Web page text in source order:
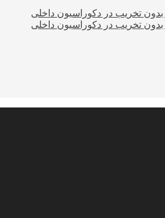
بدون تخریب در دکوراسیون داخلی
بدون تخریب در دکوراسیون داخلی